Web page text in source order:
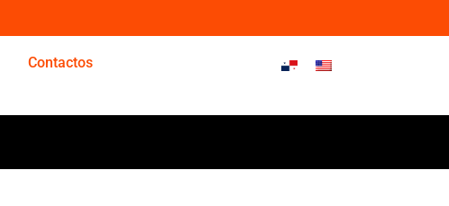
Contactos